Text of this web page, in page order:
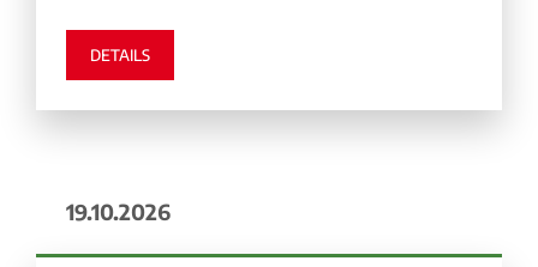
DETAILS
19.10.2026